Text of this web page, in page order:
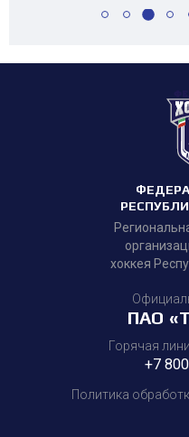
хоккея
ПАО
Горячая
+7
Политика